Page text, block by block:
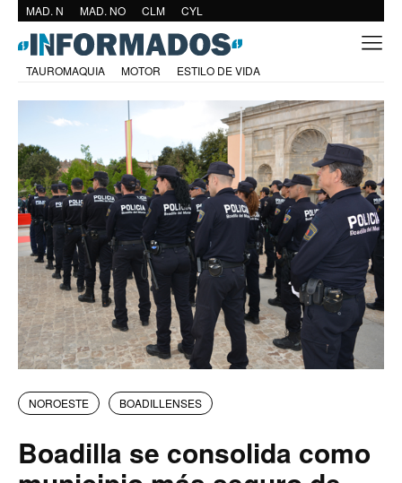
MAD. N MAD. NO CLM CYL
TAUROMAQUIA MOTOR ESTILO DE VIDA
NOROESTE BOADILLENSES
Boadilla se consolida como